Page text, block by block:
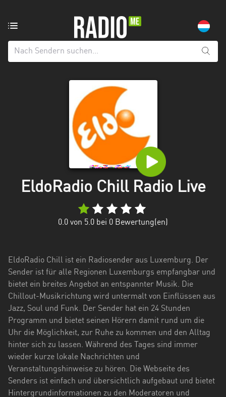
aus:
Alle
Mecklenburg-
EldoRadio Chill Radio Live
0.0 von 5.0 bei 0 Bewertung(en)
EldoRadio Chill ist ein Radiosender aus Luxemburg. Der
Sender ist für alle Regionen Luxemburgs empfangbar und
bietet ein breites Angebot an entspannter Musik. Die
Chillout-Musikrichtung wird untermalt von Einflüssen aus
Jazz, Soul und Funk. Der Sender hat ein 24 Stunden
Programm und bietet seinen Hörern damit rund um die
Uhr die Möglichkeit, zur Ruhe zu kommen und den Alltag
hinter sich zu lassen. Während des Tages sind immer
wieder kurze lokale Nachrichten und
Veranstaltungshinweise zu hören. Die Webseite des
Senders ist einfach und übersichtlich aufgebaut und bietet
Hintergrundinformationen zu den Moderatoren und